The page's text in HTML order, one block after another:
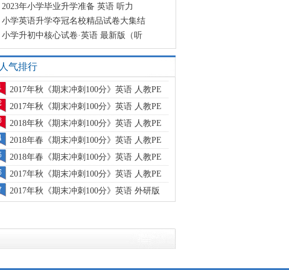
2023年小学毕业升学准备 英语 听力
小学英语升学夺冠名校精品试卷大集结
小学升初中核心试卷·英语 最新版（听
人气排行
2017年秋《期末冲刺100分》英语 人教PE
2017年秋《期末冲刺100分》英语 人教PE
2018年秋《期末冲刺100分》英语 人教PE
2018年春《期末冲刺100分》英语 人教PE
2018年春《期末冲刺100分》英语 人教PE
2017年秋《期末冲刺100分》英语 人教PE
2017年秋《期末冲刺100分》英语 外研版